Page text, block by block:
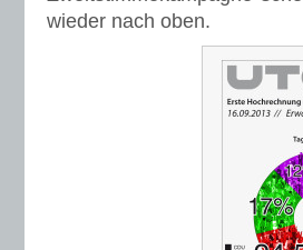
wieder nach oben.